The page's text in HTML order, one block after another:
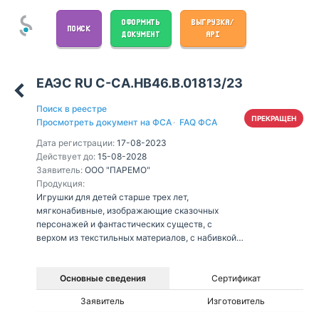
ПОИСК
ОФОРМИТЬ
ДОКУМЕНТ
ВЫГРУЗКА/
API
ЕАЭС RU С-CA.НВ46.В.01813/23
Поиск в реестре
Просмотреть документ на ФСА · FAQ ФСА
Дата регистрации: 17-08-2023
Действует до: 15-08-2028
Заявитель: ООО "ПАРЕМО"
Продукция:
Игрушки для детей старше трех лет,
мягконабивные, изображающие сказочных
персонажей и фантастических существ, с
верхом из текстильных материалов, с набивкой
Небьюлия, Мариния, Питалия, Изадора, Коралия,
Азелия, Эклипсия, Айсеана, Орелия, Эстрелия,
Нинафия; фантастические существа - Стелла,
ПРЕКРАЩЕН
Основные сведения Сертификат
Заявитель Изготовитель